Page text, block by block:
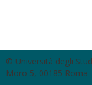
© Università degli
Moro 5, 00185 Roma